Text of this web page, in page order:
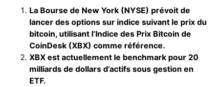
La Bourse de New York (NYSE) prévoit de
lancer des options sur indice suivant le prix du
bitcoin, utilisant l’Indice des Prix Bitcoin de
CoinDesk (XBX) comme référence.
XBX est actuellement le benchmark pour 20
milliards de dollars d’actifs sous gestion en
ETF.